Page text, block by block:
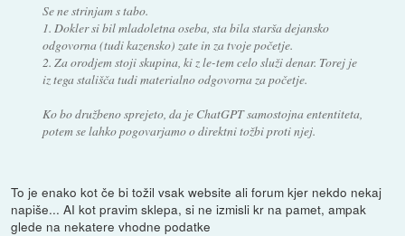
Se ne strinjam s tabo.
1. Dokler si bil mladoletna oseba, sta bila starša dejansko
odgovorna (tudi kazensko) zate in za tvoje početje.
2. Za orodjem stoji skupina, ki z le-tem celo služi denar. Torej je
iz tega stališča tudi materialno odgovorna za početje.
Ko bo družbeno sprejeto, da je ChatGPT samostojna ententiteta,
potem se lahko pogovarjamo o direktni tožbi proti njej.
To je enako kot če bi tožil vsak website ali forum kjer nekdo nekaj
napiše... AI kot pravim sklepa, si ne izmisli kr na pamet, ampak
glede na nekatere vhodne podatke